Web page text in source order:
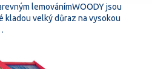
lemovánímWOODY jsou
kladou velký důraz na vysokou